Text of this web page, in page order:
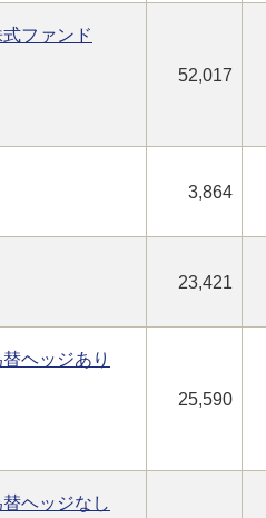
ファンド
52,017
3,864
23,421
ヘッジあり
25,590
ヘッジなし